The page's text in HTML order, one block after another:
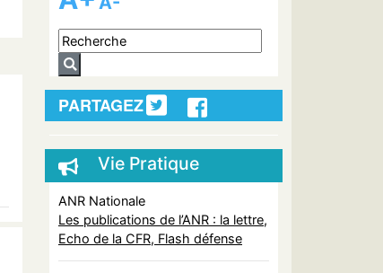
PARTAGEZ
Vie Pratique
ANR Nationale
Les publications de l’ANR : la lettre,
Echo de la CFR, Flash défense